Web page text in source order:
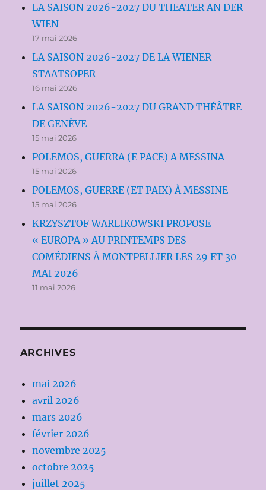
LA SAISON 2026-2027 DU THEATER AN DER
WIEN
17 mai 2026
LA SAISON 2026-2027 DE LA WIENER
STAATSOPER
16 mai 2026
LA SAISON 2026-2027 DU GRAND THÉÂTRE
DE GENÈVE
15 mai 2026
POLEMOS, GUERRA (E PACE) A MESSINA
15 mai 2026
POLEMOS, GUERRE (ET PAIX) À MESSINE
15 mai 2026
KRZYSZTOF WARLIKOWSKI PROPOSE
« EUROPA » AU PRINTEMPS DES
COMÉDIENS À MONTPELLIER LES 29 ET 30
MAI 2026
11 mai 2026
ARCHIVES
mai 2026
avril 2026
mars 2026
février 2026
novembre 2025
octobre 2025
juillet 2025